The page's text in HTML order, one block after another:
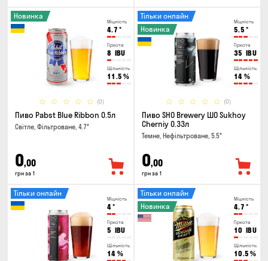
Міцність
4.7 °
Гіркота
8 IBU
Щільність
11.5 %
(0)
Новинка
Пиво Pabst Blue Ribbon 0.5л
Світле, Фільтроване, 4.7°
0,00
грн за 1
Міцність
5.5 °
Гіркота
35 IBU
Щільність
14 %
(0)
Тільки онлайн
Новинка
Пиво SHO Brewery ШО Sukhoy
Cherniy 0.33л
Темне, Нефільтроване, 5.5°
0,00
грн за 1
Міцність
4°
Гіркота
5 IBU
Щільність
14 %
Тільки онлайн
Міцність
4.7 °
Гіркота
10 IBU
Щільність
10.5 %
Тільки онлайн
Новинка